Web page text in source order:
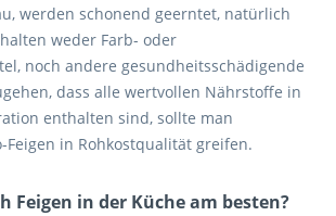
werden schonend geerntet, natürlich
weder Farb- oder
noch andere gesundheitsschädigende
dass alle wertvollen Nährstoffe in
enthalten sind, sollte man
Feigen in Rohkostqualität greifen.
Feigen in der Küche am besten?